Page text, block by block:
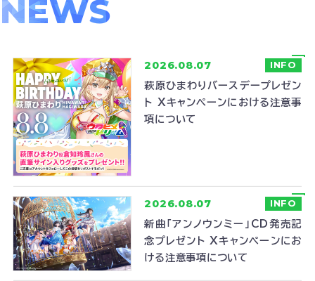
NEWS
2026.08.07 INFO
萩原ひまわりバースデープレゼン
ト Xキャンペーンにおける注意事
項について
2026.08.07 INFO
新曲「アンノウンミー」CD発売記
念プレゼント Xキャンペーンにお
ける注意事項について